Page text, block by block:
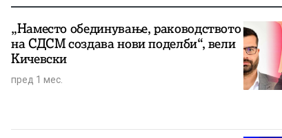
„Наместо обединување, раководството
на СДСМ создава нови поделби“, вели
Кичевски
пред 1 мес.